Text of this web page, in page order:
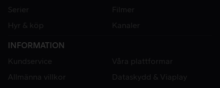
Serier
Filmer
Hyr & köp
Kanaler
INFORMATION
Kundservice
Våra plattformar
Allmänna villkor
Dataskydd & Viaplay